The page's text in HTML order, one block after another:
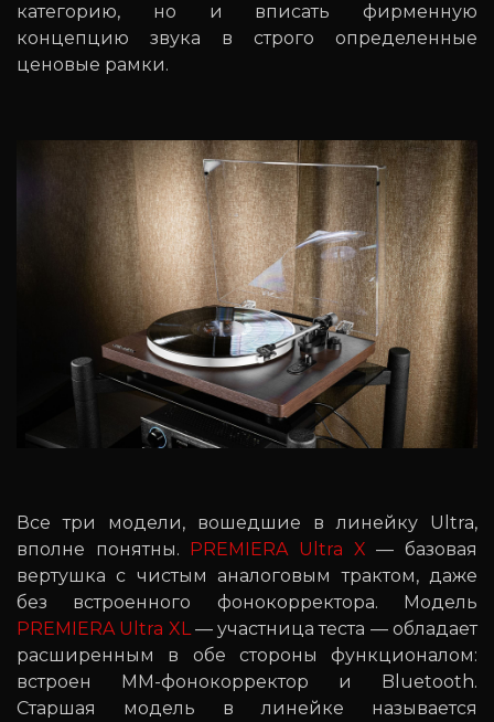
категорию, но и вписать фирменную
концепцию звука в строго определенные
ценовые рамки.
Все три модели, вошедшие в линейку Ultra,
вполне понятны. PREMIERA Ultra X — базовая
вертушка с чистым аналоговым трактом, даже
без встроенного фонокорректора. Модель
PREMIERA Ultra XL— участница теста — обладает
расширенным в обе стороны функционалом:
встроен ММ-фонокорректор и Bluetooth.
Старшая модель в линейке называется